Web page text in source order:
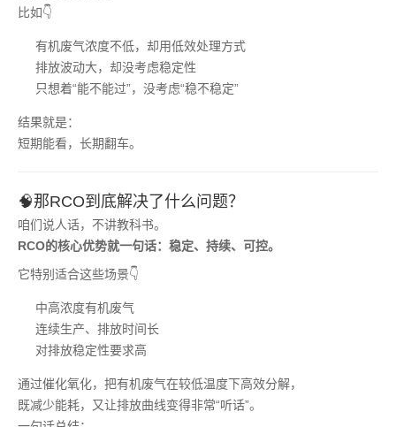
比如👇
有机废气浓度不低，却用低效处理方式
排放波动大，却没考虑稳定性
只想着“能不能过”，没考虑“稳不稳定”
结果就是：
短期能看，长期翻车。
🧠那RCO到底解决了什么问题？
咱们说人话，不讲教科书。
RCO的核心优势就一句话：稳定、持续、可控。
它特别适合这些场景👇
中高浓度有机废气
连续生产、排放时间长
对排放稳定性要求高
通过催化氧化，把有机废气在较低温度下高效分解，
既减少能耗，又让排放曲线变得非常“听话”。